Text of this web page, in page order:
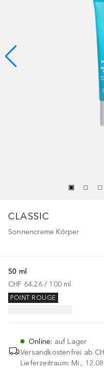
CLASSIC
Sonnencreme Körper
50 ml
CHF 64.26 / 100 ml
POINT ROUGE
Online: auf Lager
Versandkostenfrei ab
Lieferzeitraum: Mi.,